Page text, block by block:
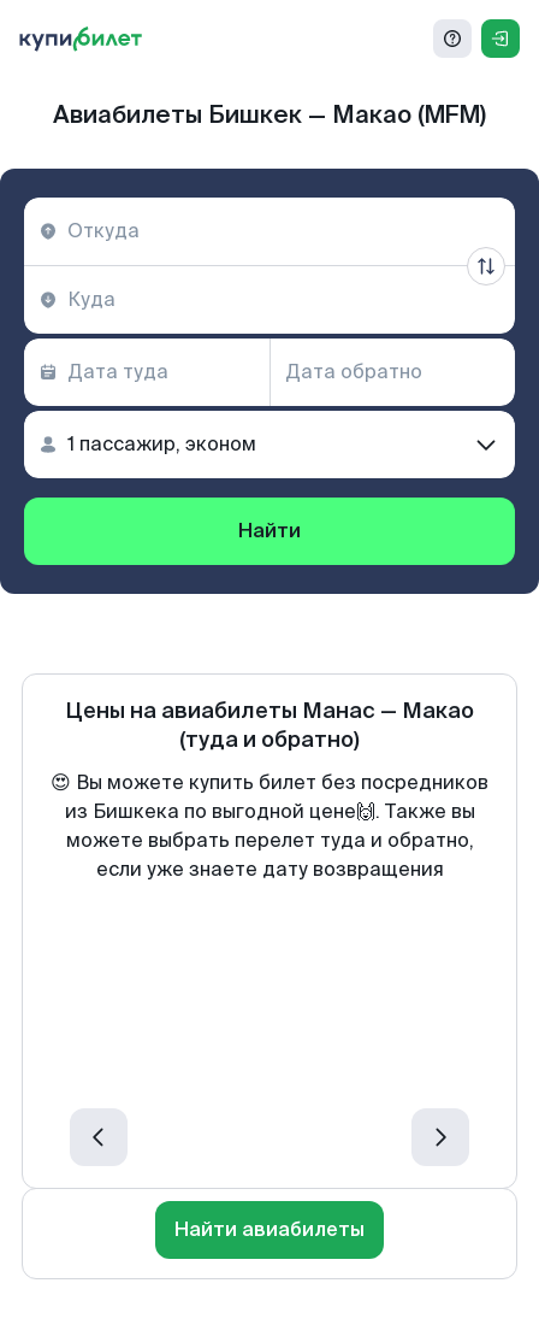
Авиабилеты Бишкек — Макао (MFM)
Найти
Цены на авиабилеты Манас — Макао
(туда и обратно)
😍 Вы можете купить билет без посредников
из Бишкека по выгодной цене🙌. Также вы
можете выбрать перелет туда и обратно,
если уже знаете дату возвращения
Найти авиабилеты